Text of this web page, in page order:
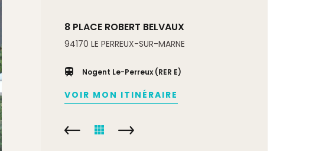
8 PLACE ROBERT BELVAUX
94170 LE PERREUX-SUR-MARNE
Nogent Le-Perreux (RER E)
VOIR MON ITINÉRAIRE